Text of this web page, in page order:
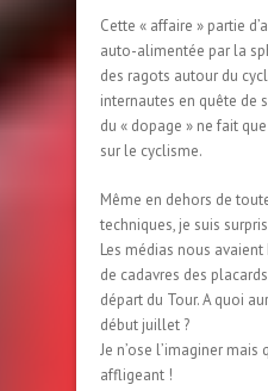
Cette « affaire » partie
auto-alimentée par la
des ragots autour du
internautes en quête de
du « dopage » ne fait
sur le cyclisme.
Même en dehors de
techniques, je suis
Les médias nous
de cadavres des
départ du Tour. A quoi
début juillet ?
Je n’ose l’imaginer
affligeant !